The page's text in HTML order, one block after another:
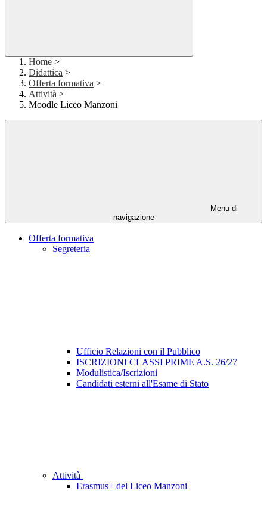
Home >
Didattica >
Offerta formativa >
Attività >
Moodle Liceo Manzoni
Menu di
navigazione
Offerta formativa
Segreteria
Ufficio Relazioni con il Pubblico
ISCRIZIONI CLASSI PRIME A.S. 26/27
Modulistica/Iscrizioni
Candidati esterni all'Esame di Stato
Attività
Erasmus+ del Liceo Manzoni